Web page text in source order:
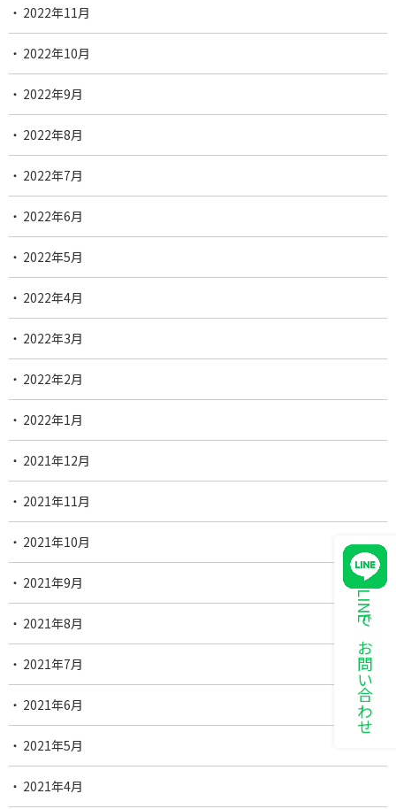
LINEでお問い合わせ
2022年11月
2022年10月
2022年9月
2022年8月
2022年7月
2022年6月
2022年5月
2022年4月
2022年3月
2022年2月
2022年1月
2021年12月
2021年11月
2021年10月
2021年9月
2021年8月
2021年7月
2021年6月
2021年5月
2021年4月